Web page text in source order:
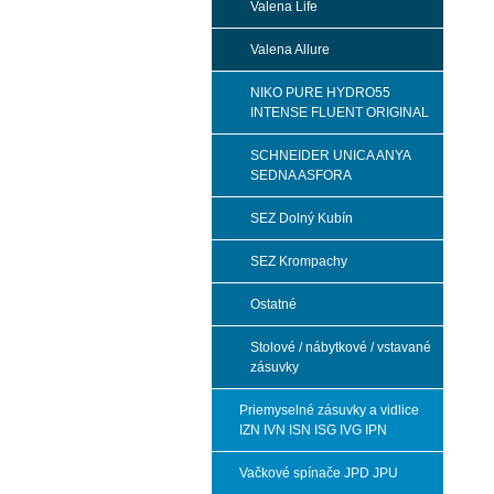
Valena Life
Valena Allure
NIKO PURE HYDRO55
INTENSE FLUENT ORIGINAL
SCHNEIDER UNICA ANYA
SEDNA ASFORA
SEZ Dolný Kubín
SEZ Krompachy
Ostatné
Stolové / nábytkové / vstavané
zásuvky
Priemyselné zásuvky a vidlice
IZN IVN ISN ISG IVG IPN
Vačkové spínače JPD JPU